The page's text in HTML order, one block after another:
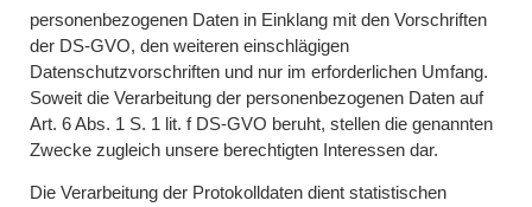
personenbezogenen Daten in Einklang mit den Vorschriften
der DS-GVO, den weiteren einschlägigen
Datenschutzvorschriften und nur im erforderlichen Umfang.
Soweit die Verarbeitung der personenbezogenen Daten auf
Art. 6 Abs. 1 S. 1 lit. f DS-GVO beruht, stellen die genannten
Zwecke zugleich unsere berechtigten Interessen dar.
Die Verarbeitung der Protokolldaten dient statistischen